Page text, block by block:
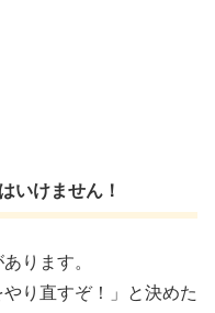
いけません！
ります。
り直すぞ！」と決めた